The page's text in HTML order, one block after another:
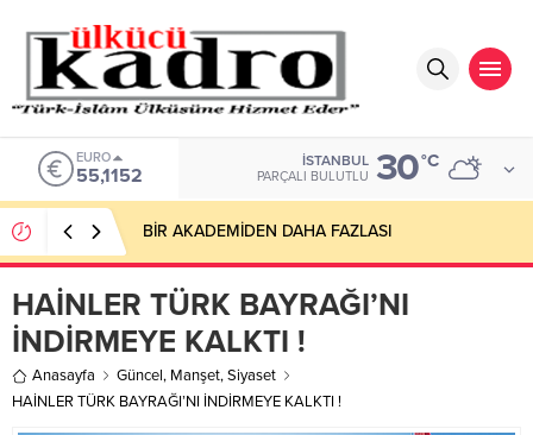
EURO
55,1152
İSTANBUL
PARÇALI BULUTLU 30°C
BİR AKADEMİDEN DAHA FAZLASI
HAİNLER TÜRK BAYRAĞI’NI
İNDİRMEYE KALKTI !
Anasayfa Güncel, Manşet,Siyaset
HAİNLER TÜRK BAYRAĞI’NI İNDİRMEYE KALKTI !